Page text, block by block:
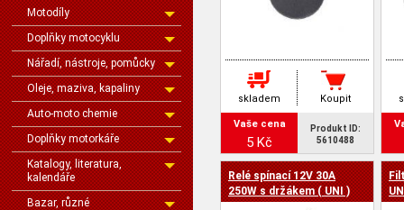
Motodíly
Doplňky motocyklu
Nářadí, nástroje, pomůcky
Oleje, maziva, kapaliny
Auto-moto chemie
Doplňky motorkáře
Katalogy, literatura,
kalendáře
Bazar, různé
skladem Koupit
Vaše cena
5 Kč
Produkt ID:
5610488
Relé spínací 12V 30A
250W s držákem ( UNI )